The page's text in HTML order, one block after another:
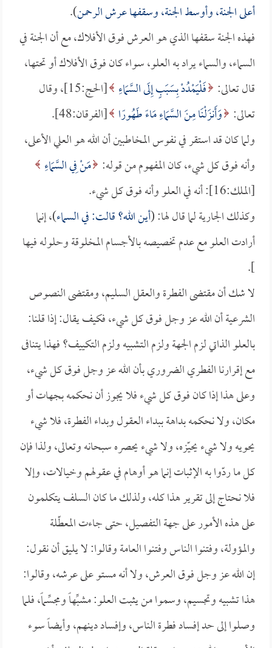
أعلى الجنة، وأوسط الجنة، وسقفها عرش الرحمن).
فهذه الجنة سقفها الذي هو العرش فوق الأفلاك، مع أن الجنة في
السماء، والسماء يراد به العلو، سواء كان فوق الأفلاك أو تحتها،
قال تعالى: فَلْيَمْدُدْ بِسَبَبٍ إِلَى السَّمَاءِ
[الحج:15]، وقال
تعالى: وَأَنزَلْنَا مِنَ السَّمَاءِ مَاءً طَهُورًا [الفرقان:48].
ولما كان قد استقر في نفوس المخاطبين أن الله هو العلي الأعلى،
وأنه فوق كل شيء، كان المفهوم من قوله: مَنْ فِي السَّمَاءِ
[الملك:16]: أنه في العلو وأنه فوق كل شيء.
وكذلك الجارية لما قال لها: (أين الله؟ قالت: في السماء)، إنما
أرادت العلو مع عدم تخصيصه بالأجسام المخلوقة وحلوله فيها
].
لا شك أن مقتضى الفطرة والعقل السليم، ومقتضى النصوص
الشرعية أن الله عز وجل فوق كل شيء، فكيف يقال: إذا قلنا:
بالعلو الذاتي لزم الجهة ولزم التشبيه ولزم التكييف؟ فهذا يتنافى
مع إقرارنا الفطري الضروري بأن الله عز وجل فوق كل شيء،
وعلى هذا إذا كان فوق كل شيء فلا يجوز أن نحكمه بجهات أو
مكان، ولا نحكمه بداهة ببداء العقول وبداء الفطرة، فلا شيء
يحويه ولا شيء يحيّزه، ولا شيء يحصره سبحانه وتعالى، ولذا فإن
كل ما ردّوا به الإثبات إنما هو أوهام في عقولهم وخيالات، وإلا
فلا نحتاج إلى تقرير هذا كله، ولذلك ما كان السلف يتكلمون
على هذه الأمور على جهة التفصيل، حتى جاءت المعطّلة
والمؤولة، وفتنوا الناس وفتنوا العامة وقالوا: لا يليق أن نقول:
إن الله عز وجل فوق العرش، ولا أنه مستو على عرشه، وقالوا:
هذا تشبيه وتجسيم، وسموا من يثبت العلو: مشبِّهاً ومجسِّماً، فلما
وصلوا إلى حد إفساد فطرة الناس، وإفساد دينهم، وأيضاً سوء